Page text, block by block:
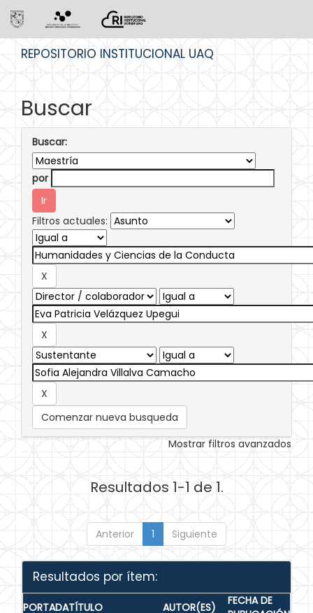
REPOSITORIO INSTITUCIONAL UAQ
Buscar
Buscar:
por
Filtros actuales:
Comenzar nueva busqueda
Mostrar filtros avanzados
Resultados 1-1 de 1.
Anterior 1 Siguiente
Resultados por ítem:
PORTADATÍTULO AUTOR(ES)
FECHA DE